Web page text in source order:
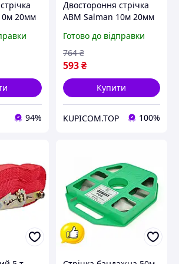
20мм
для
94%
Двостороння стрічка
ABM Salman 10м 20мм
універсальна
кріпильна стрічка для
монтажу KU-22
Готово до відправки
593₴
764 ₴
Купити
KUPICOM.TOP 100%